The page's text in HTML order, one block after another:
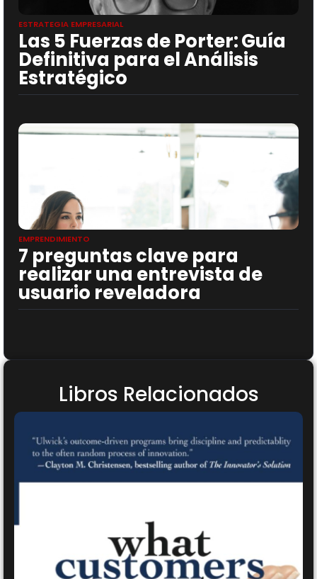
ESTRATEGIA EMPRESARIAL
Las 5 Fuerzas de Porter: Guía
Definitiva para el Análisis
Estratégico
EMPRENDIMIENTO
7 preguntas clave para
realizar una entrevista de
usuario reveladora
Libros Relacionados